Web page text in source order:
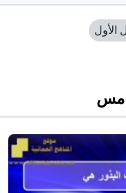
الأول